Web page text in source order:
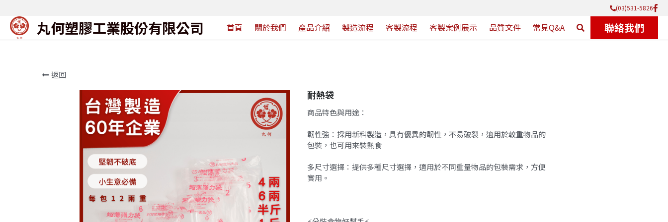
(03)531-5826
丸何塑膠工業股份有限公司 首頁 關於我們 產品介紹 製造流程 客製流程 客製案例展示 品質文件 聯絡我們
返回
耐熱袋
商品特色與用途：
韌性強：採用新料製造，具有優異的韌性，不易破裂，適用於較重物品的
包裝，也可用來裝熱食
多尺寸選擇：提供多種尺寸選擇，適用於不同重量物品的包裝需求，方便
實用。